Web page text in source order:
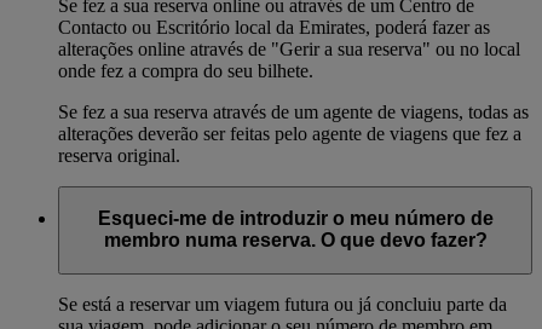
Se fez a sua reserva online ou através de um Centro de
Contacto ou Escritório local da Emirates, poderá fazer as
alterações online através de "Gerir a sua reserva" ou no local
onde fez a compra do seu bilhete.
Se fez a sua reserva através de um agente de viagens, todas as
alterações deverão ser feitas pelo agente de viagens que fez a
reserva original.
Esqueci-me de introduzir o meu número de
membro numa reserva. O que devo fazer?
Se está a reservar um viagem futura ou já concluiu parte da